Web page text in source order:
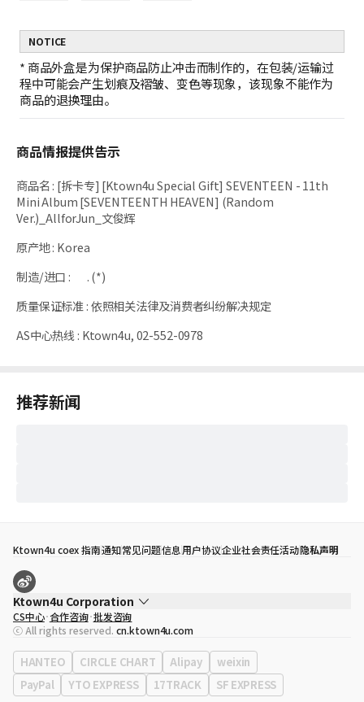
NOTICE
* 商品外盒是为保护商品防止冲击而制作的，在包装/运输过
程中可能会产生划痕及褶皱、变色等现象，该现象不能作为
商品的退换理由。
商品情报提供告示
商品名: [拆卡专] [Ktown4u Special Gift] SEVENTEEN - 11th
Mini Album [SEVENTEENTH HEAVEN] (Random
Ver.)_AllforJun_文俊辉
原产地: Korea
制造/进口 :
. (*)
质量保证标准 :依照相关法律及消费者纠纷解决规定
AS中心热线 : Ktown4u, 02-552-0978
推荐新闻
Ktown4u coex 指南通知常见问题信息用户协议企业社会责任活动隐私声明
Ktown4u Corporation
代表
宋効珉
营业执照 120-87-71116
公司地址 首尔特别市 江南区 岭东大路 513号 3楼 （三成洞， coex)
CS中心 合作咨询 批发咨询
ⓒ All rights reserved. cn.ktown4u.com
HANTEO CIRCLE CHART Alipay
weixin
PayPal
YTO EXPRESS 17TRACK SF EXPRESS